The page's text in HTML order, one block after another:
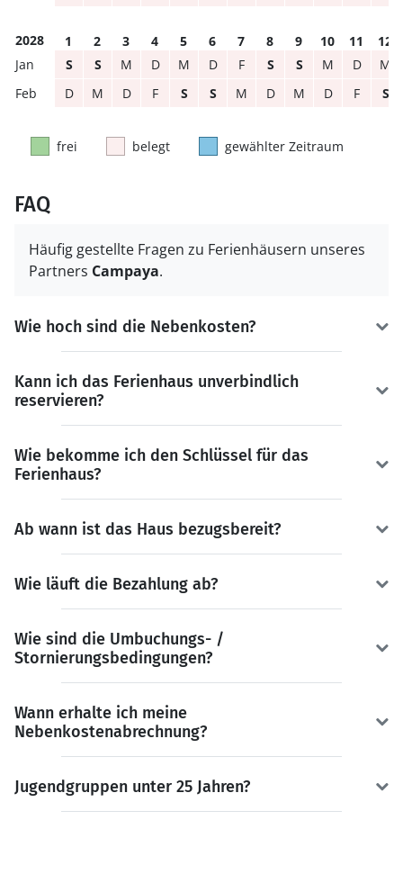
2028 1 2 3 4 5 6 7 8 9 10 11
12
S
S M D M D F S S M D
M
D
M D F S S M D M D F S
frei belegt gewählter Zeitraum
FAQ
Häufig gestellte Fragen zu Ferienhäusern unseres
Partners Campaya.
Wie hoch sind die Nebenkosten?
Kann ich das Ferienhaus unverbindlich
reservieren?
Wie bekomme ich den Schlüssel für das
Ferienhaus?
Ab wann ist das Haus bezugsbereit?
Wie läuft die Bezahlung ab?
Wie sind die Umbuchungs- /
Stornierungsbedingungen?
Wann erhalte ich meine
Nebenkostenabrechnung?
Jugendgruppen unter 25 Jahren?